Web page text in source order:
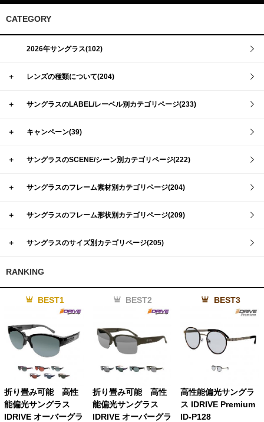
CATEGORY
2026年サングラス(102)
＋ レンズの種類について(204)
＋ サングラスのLABEL/レーベル別カテゴリページ(233)
＋ キャンペーン(39)
＋ サングラスのSCENE/シーン別カテゴリページ(222)
＋ サングラスのフレーム素材別カテゴリページ(204)
＋ サングラスのフレーム形状別カテゴリページ(209)
＋ サングラスのサイズ別カテゴリページ(205)
RANKING
BEST1
折り畳み可能 高性
能偏光サングラス
IDRIVE オーバーグラ
BEST2
折り畳み可能 高性
能偏光サングラス
IDRIVE オーバーグラ
BEST3
高性能偏光サングラ
ス IDRIVE Premium
ID-P128